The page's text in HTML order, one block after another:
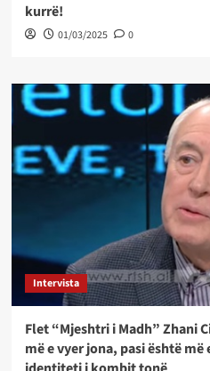
kurrë!
01/03/2025 0
Intervista
Flet “Mjeshtri i Madh” Zhani
më e vyer jona, pasi është më